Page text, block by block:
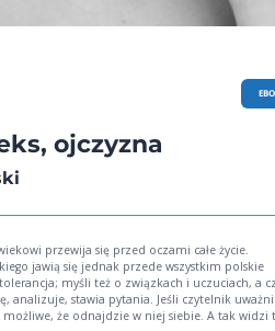
ojczyzna
przewija się przed oczami całe życie.
jawią się jednak przede wszystkim polskie
myśli też o związkach i uczuciach, a
analizuje, stawia pytania. Jeśli czytelnik
że odnajdzie w niej siebie. A tak widzi to